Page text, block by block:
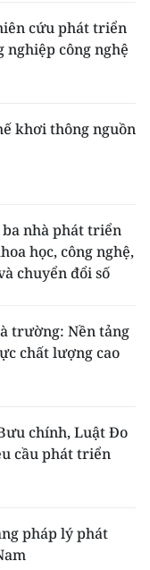
cứu phát triển
nghiệp công nghệ
khơi thông nguồn
nhà phát triển
học, công nghệ,
chuyển đổi số
trường: Nền tảng
chất lượng cao
chính, Luật Đo
cầu phát triển
pháp lý phát